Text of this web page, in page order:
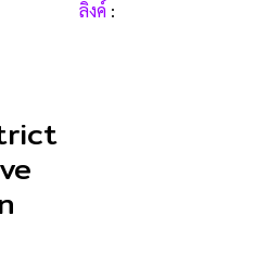
ลิงค์ :